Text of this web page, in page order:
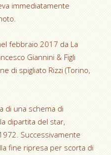
immediatamente
febbraio 2017 da La
Giannini & Figli
di spigliato Rizzi (Torino,
di una schema di
dipartita del star,
Successivamente
fine ripresa per scorta di